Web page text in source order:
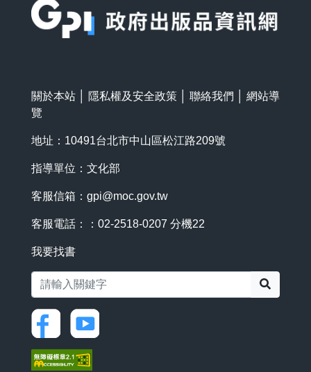
關於本站 隱私權及安全政策 聯絡我們
網站導
覽
地址：10491台北市中山區松江路209號
指導單位：文化部
客服信箱： gpi@moc.gov.tw
客服電話：：02-2518-0207 分機22
我要找書